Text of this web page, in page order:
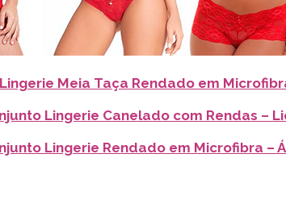
Meia Taça Rendado em
Lingerie Canelado com Rendas –
Lingerie Rendado em Microfibra –